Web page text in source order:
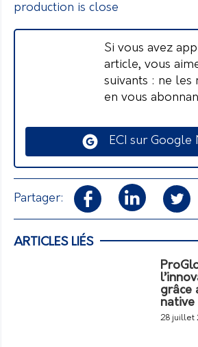
production is close
Si vous avez
article, vous
suivants : ne les
en vous
ECI sur Google
Partager:
ARTICLES LIÉS
grâce
native
28 juillet